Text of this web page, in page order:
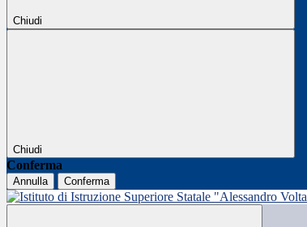
Chiudi
Chiudi
Conferma
Annulla Conferma